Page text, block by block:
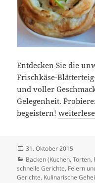
Entdecken Sie die
Frischkäse-
und voller
Gelegenheit.
begeistern!
Veröffentlicht
am
31. Oktober 2015
Kategorien
Backen (Kuchen,
schnelle Gerichte, Feiern
Gerichte, Kulinarische